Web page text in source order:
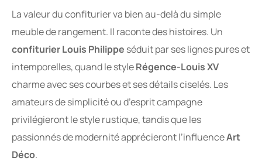
La valeur du confiturier va bien au-delà du simple
meuble de rangement. Il raconte des histoires. Un
confiturier Louis Philippe séduit par ses lignes pures et
intemporelles, quand le styleRégence-Louis XV
charme avec ses courbes et ses détails ciselés. Les
amateurs de simplicité ou d’esprit campagne
privilégieront le style rustique, tandis que les
passionnés de modernité apprécieront l’influenceArt
Déco.